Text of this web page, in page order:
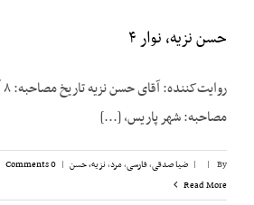
حسن نزیه، نوار ۴
مصاحبه: شهر پاریس، [...]
By
|
| ضیا صدقی,فارسی,مرد,نزیه، حسن |
0 Comments
Read More